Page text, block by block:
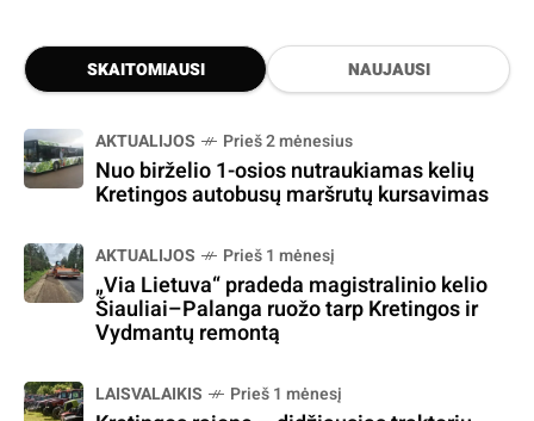
SKAITOMIAUSI NAUJAUSI
AKTUALIJOS Prieš 2 mėnesius
Nuo birželio 1-osios nutraukiamas kelių
Kretingos autobusų maršrutų kursavimas
AKTUALIJOS Prieš 1 mėnesį
„Via Lietuva“ pradeda magistralinio kelio
Šiauliai–Palanga ruožo tarp Kretingos ir
Vydmantų remontą
LAISVALAIKIS Prieš 1 mėnesį